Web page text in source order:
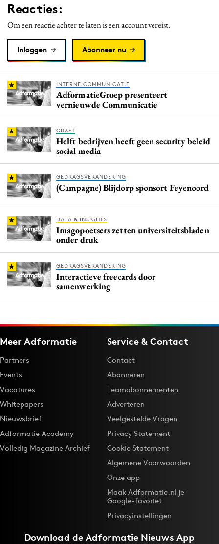
Reacties:
Om een reactie achter te laten is een account vereist.
Inloggen Abonneer nu
INTERNE COMMUNICATIE
AdformatieGroep presenteert
vernieuwde Communicatie
CRAFT
Helft bedrijven heeft geen security beleid
social media
GEDRAGSVERANDERING
(Campagne) Blijdorp sponsort Feyenoord
DATA & INSIGHTS
Imagopoetsers zetten universiteitsbladen
onder druk
GEDRAGSVERANDERING
Interactieve freecards door
samenwerking
Meer Adformatie
Partners
Events
Vacatures
Whitepapers
Nieuwsbrief
Adformatie Academy
Volledig Magazine Archief
Service & Contact
Contact
Abonneren
Teamabonnementen
Adverteren
Veelgestelde Vragen
Privacy Statement
Cookie Statement
Algemene Voorwaarden
Onze app
Maak Adformatie.nl je
Google-favoriet
Privacyinstellingen
Download deAdformatie Nieuws App